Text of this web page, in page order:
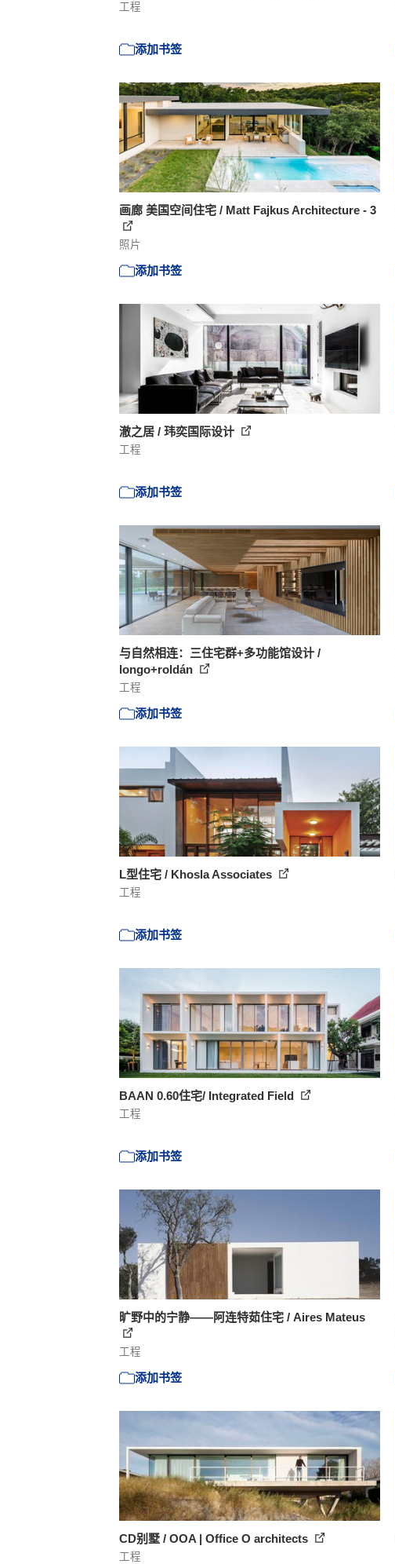
工程
添加书签
画廊 美国空间住宅 / Matt Fajkus Architecture - 3
照片
添加书签
澈之居 / 玮奕国际设计
工程
添加书签
与自然相连：三住宅群+多功能馆设计 /
longo+roldán
工程
添加书签
L型住宅 / Khosla Associates
工程
添加书签
BAAN 0.60住宅/ Integrated Field
工程
添加书签
旷野中的宁静——阿连特茹住宅 / Aires Mateus
工程
添加书签
CD别墅 / OOA | Office O architects
工程